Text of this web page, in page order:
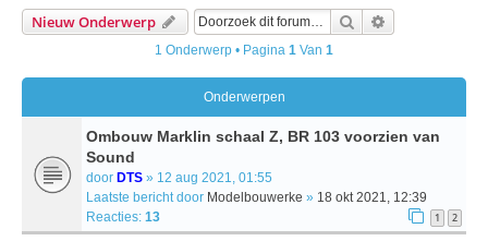
Nieuw Onderwerp Zoek
1 Onderwerp • Pagina 1 Van 1
Onderwerpen
Ombouw Marklin schaal Z, BR 103 voorzien van
Sound
door DTS » 12 aug 2021, 01:55
Laatste bericht door Modelbouwerke » 18 okt 2021, 12:39
Reacties: 13 1 2